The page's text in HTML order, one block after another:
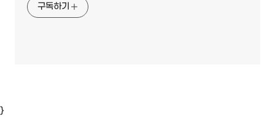
구독하기
}